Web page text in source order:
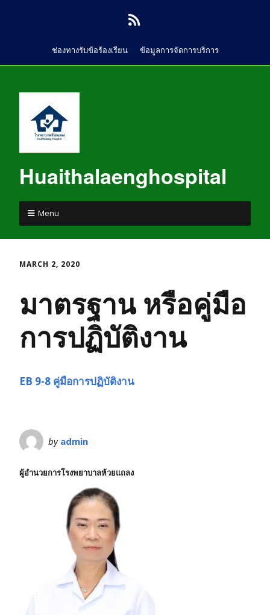
ช่องทางรับข้อร้องเรียน ข้อมูลการจัดการบริการ
Huaithalaenghospital
Menu
MARCH 2, 2020
มาตรฐาน หรือคู่มือ
การปฏิบัติงาน
EB 9-8 คู่มือการปฏิบัติงาน
by admin
ผู้อำนวยการโรงพยาบาลห้วยแถลง